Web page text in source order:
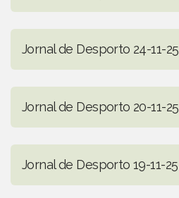
Jornal de Desporto 24-11-25
Jornal de Desporto 20-11-25
Jornal de Desporto 19-11-25